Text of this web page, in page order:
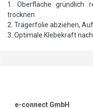
1. Oberfläche gründlich
trocknen
2. Trägerfolie abziehen,
3. Optimale Klebekraft
e-connect GmbH